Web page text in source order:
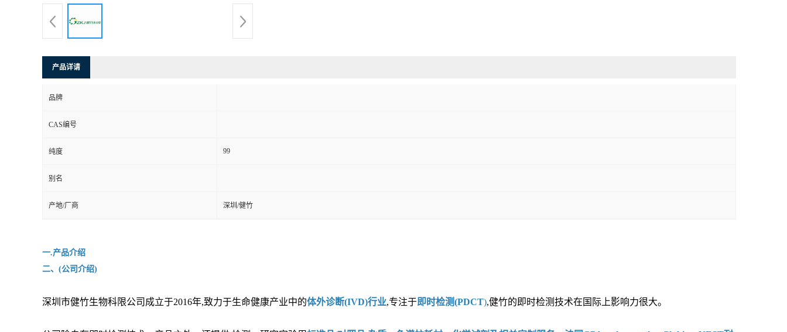
产品详请
品牌
CAS编号
纯度 99
别名
产地/厂商 深圳/健竹
一.产品介绍
二、(公司介绍)
深圳市健竹生物科限公司成立于2016年,致力于生命健康产业中的体外诊断(IVD)行业,专注于即时检测(PDCT),健竹的即时检测技术在国际上影响力很大。